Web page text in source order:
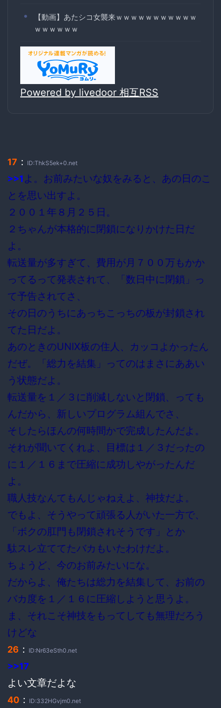
【動画】あたシコ女襲来ｗｗｗｗｗｗｗｗｗｗｗ
ｗｗｗｗｗｗ
Powered by livedoor 相互RSS
17 ： ID:ThkS5ek+0.net
>>1よ。お前みたいな奴をみると、あの日のこ
とを思い出すよ。
２００１年８月２５日。
２ちゃんが本格的に閉鎖になりかけた日だ
よ。
転送量が多すぎて、費用が月７００万もかか
ってるって発表されて、「数日中に閉鎖」っ
て予告されてさ、
その日のうちにあっちこっちの板が封鎖され
てた日だよ。
あのときのUNIX板の住人、カッコよかったん
だぜ。「総力を結集」ってのはまさにああい
う状態だよ。
転送量を１／３に削減しないと閉鎖、っても
んだから、新しいプログラム組んでさ、
そしたらほんの何時間かで完成したんだよ。
それが聞いてくれよ、目標は１／３だったの
に１／１６まで圧縮に成功しやがったんだ
よ。
職人技なんてもんじゃねえよ、神技だよ。
でもよ、そうやって頑張る人がいた一方で、
「ボクの肛門も閉鎖されそうです」とか
駄スレ立ててたバカもいたわけだよ。
ちょうど、今のお前みたいにな。
だからよ、俺たちは総力を結集して、お前の
バカ度を１／１６に圧縮しようと思うよ。
ま、それこそ神技をもってしても無理だろう
けどな
26 ： ID:Nr63eSth0.net
>>17
よい文章だよな
40 ： ID:332HGvjm0.net